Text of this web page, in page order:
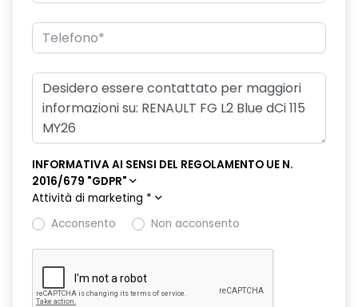
INFORMATIVA AI SENSI DEL REGOLAMENTO UE N.
2016/679 "GDPR"
Attività di marketing *
Acconsento
Non acconsento